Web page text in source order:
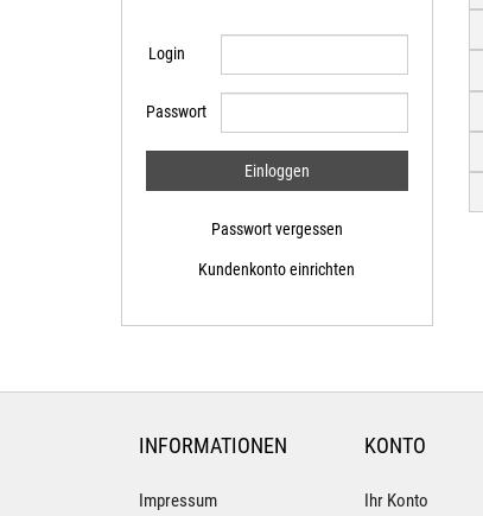
Login
Passwort
Passwort vergessen
Kundenkonto einrichten
INFORMATIONEN
Impressum
KONTO
Ihr Konto